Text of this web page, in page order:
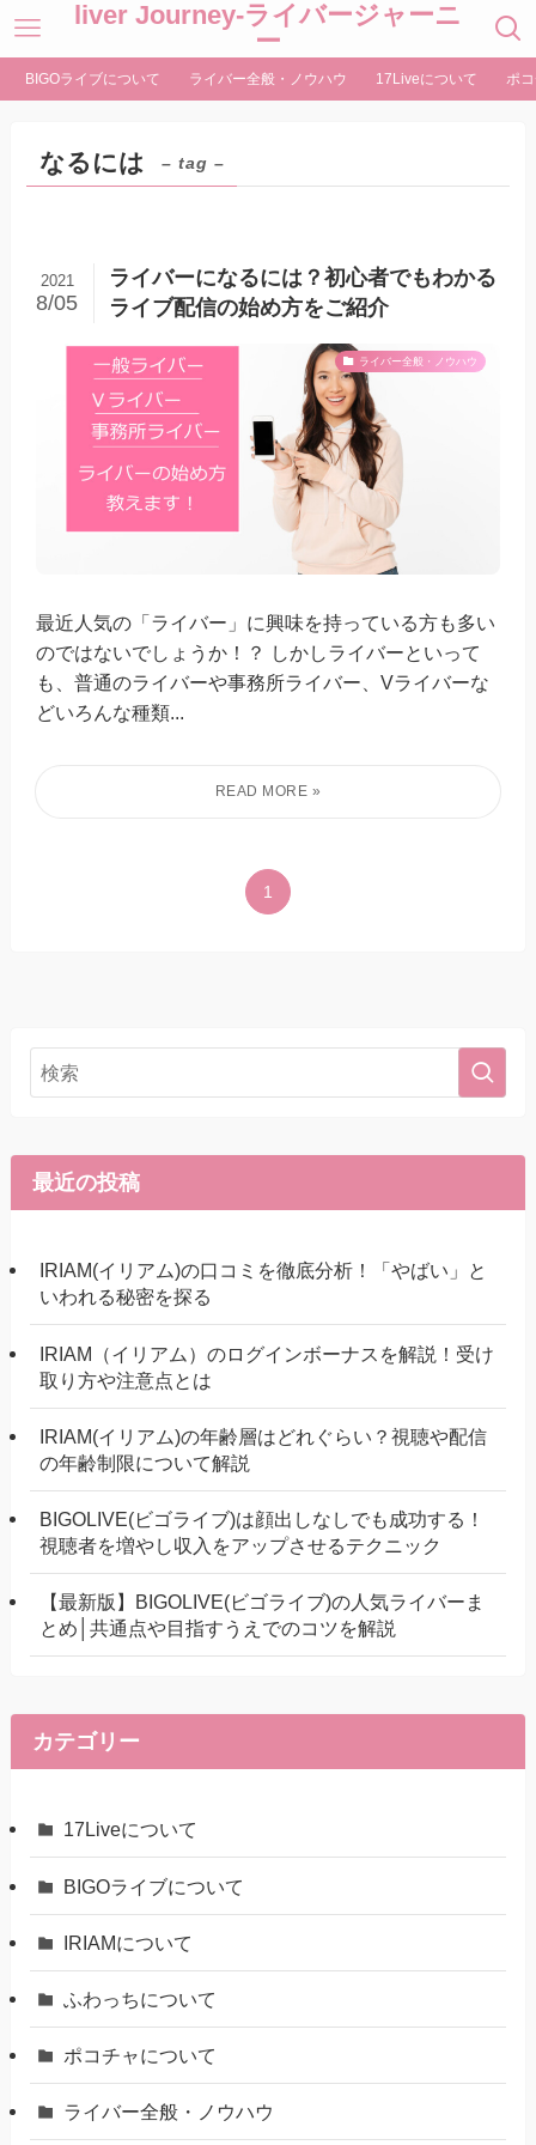
liver Journey-ライバージャーニ
ー
BIGOライブについて ライバー全般・ノウハウ 17Liveについて ポ
なるには – tag –
ライバーになるには？初心者でもわかる
ライブ配信の始め方をご紹介
2021
8/05
ライバー全般・ノウハウ
最近人気の「ライバー」に興味を持っている方も多い
のではないでしょうか！？ しかしライバーといって
も、普通のライバーや事務所ライバー、Vライバーな
どいろんな種類...
1
最近の投稿
IRIAM(イリアム)の口コミを徹底分析！「やばい」と
いわれる秘密を探る
IRIAM（イリアム）のログインボーナスを解説！受け
取り方や注意点とは
IRIAM(イリアム)の年齢層はどれぐらい？視聴や配信
の年齢制限について解説
BIGOLIVE(ビゴライブ)は顔出しなしでも成功する！
視聴者を増やし収入をアップさせるテクニック
【最新版】BIGOLIVE(ビゴライブ)の人気ライバーま
とめ│共通点や目指すうえでのコツを解説
カテゴリー
17Liveについて
BIGOライブについて
IRIAMについて
ふわっちについて
ポコチャについて
ライバー全般・ノウハウ